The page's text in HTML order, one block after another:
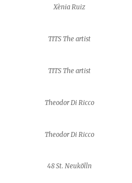
Xènia Ruiz
TITS The artist
TITS The artist
Theodor Di Ricco
Theodor Di Ricco
48 St. Neukölln